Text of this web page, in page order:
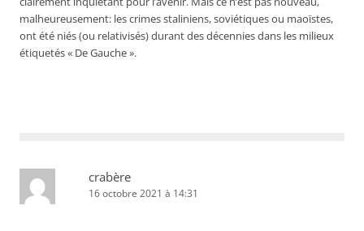
malheureusement: les crimes staliniens, soviétiques ou maoïstes,
ont été niés (ou relativisés) durant des décennies dans les milieux
étiquetés « De Gauche ».
crabère
16 octobre 2021 à 14:31